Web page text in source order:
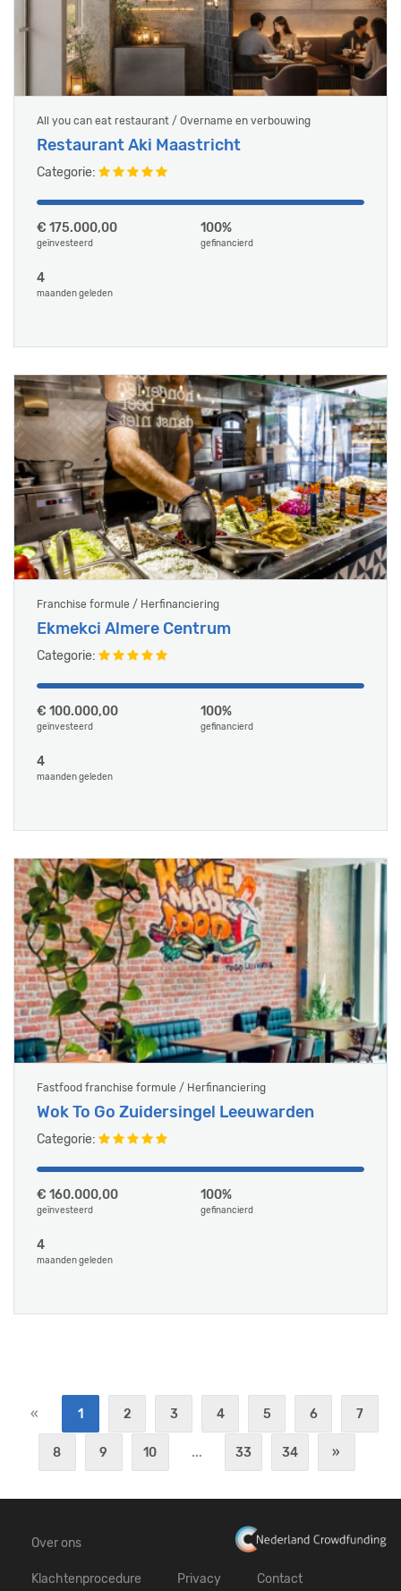
All you can eat restaurant / Overname en verbouwing
Restaurant Aki Maastricht
Categorie:
€ 175.000,00
geïnvesteerd
100%
gefinancierd
4
maanden geleden
Franchise formule / Herfinanciering
Ekmekci Almere Centrum
Categorie:
€ 100.000,00
geïnvesteerd
100%
gefinancierd
4
maanden geleden
Fastfood franchise formule / Herfinanciering
Wok To Go Zuidersingel Leeuwarden
Categorie:
€ 160.000,00
geïnvesteerd
100%
gefinancierd
4
maanden geleden
« 1 2 3 4 5 6 7
8 9 10 ... 33 34 »
Over ons
Klachtenprocedure Privacy Contact